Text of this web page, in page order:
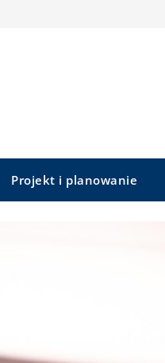
Projekt i planowanie